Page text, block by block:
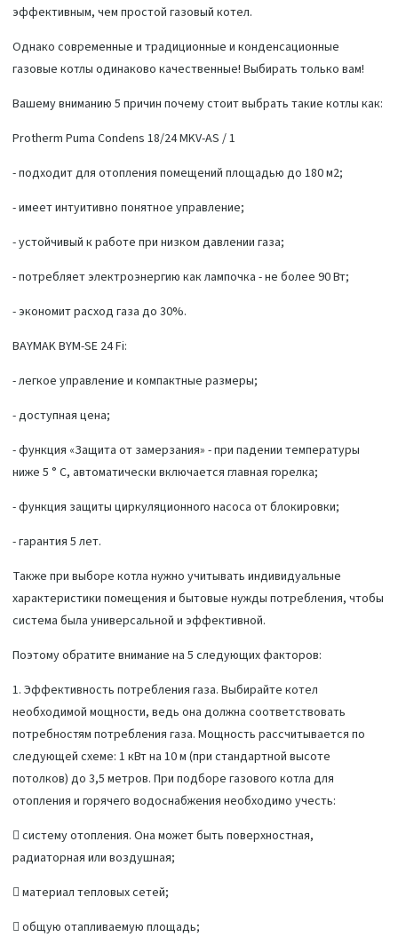
эффективным, чем простой газовый котел.
Однако современные и традиционные и конденсационные
газовые котлы одинаково качественные! Выбирать только вам!
Вашему вниманию 5 причин почему стоит выбрать такие котлы как:
Protherm Puma Condens 18/24 MKV-AS / 1
- подходит для отопления помещений площадью до 180 м2;
- имеет интуитивно понятное управление;
- устойчивый к работе при низком давлении газа;
- потребляет электроэнергию как лампочка - не более 90 Вт;
- экономит расход газа до 30%.
BAYMAK BYM-SE 24 Fi:
- легкое управление и компактные размеры;
- доступная цена;
- функция «Защита от замерзания» - при падении температуры
ниже 5 ° C, автоматически включается главная горелка;
- функция защиты циркуляционного насоса от блокировки;
- гарантия 5 лет.
Также при выборе котла нужно учитывать индивидуальные
характеристики помещения и бытовые нужды потребления, чтобы
система была универсальной и эффективной.
Поэтому обратите внимание на 5 следующих факторов:
1. Эффективность потребления газа. Выбирайте котел
необходимой мощности, ведь она должна соответствовать
потребностям потребления газа. Мощность рассчитывается по
следующей схеме: 1 кВт на 10 м (при стандартной высоте
потолков) до 3,5 метров. При подборе газового котла для
отопления и горячего водоснабжения необходимо учесть:
 систему отопления. Она может быть поверхностная,
радиаторная или воздушная;
 материал тепловых сетей;
 общую отапливаемую площадь;